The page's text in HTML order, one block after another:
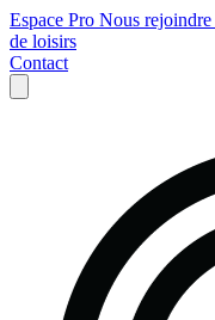
Espace Pro Nous rejoindre
de loisirs
Contact